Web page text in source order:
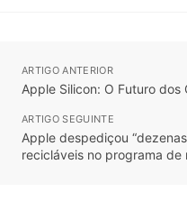
ARTIGO ANTERIOR
Apple Silicon: O Futuro dos
ARTIGO SEGUINTE
Apple despediçou
recicláveis no programa de